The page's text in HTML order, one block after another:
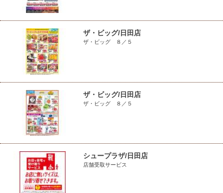
ザ・ビッグ/日田店
ザ・ビッグ ８／５
ザ・ビッグ/日田店
ザ・ビッグ ８／５
シュープラザ/日田店
店舗受取サービス